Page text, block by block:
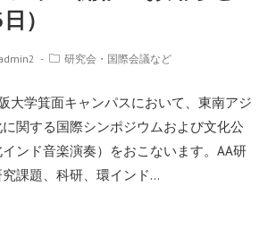
）
研究会・国際会議など
大学箕面キャンパスにおいて、東南アジ
関する国際シンポジウムおよび文化公
ンド音楽演奏）をおこないます。AA研
課題、科研、環インド…